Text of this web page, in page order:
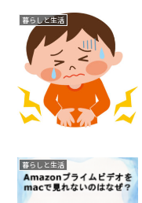
暮らしと生活
暮らしと生活